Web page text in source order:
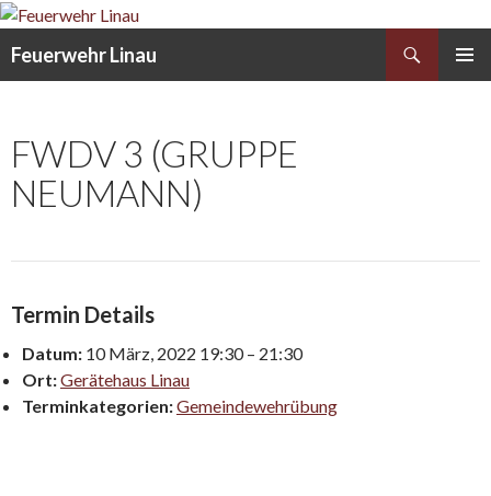
Feuerwehr Linau
FWDV 3 (GRUPPE
NEUMANN)
Termin Details
Datum: 10 März, 2022 19:30– 21:30
Ort:Gerätehaus Linau
Terminkategorien:Gemeindewehrübung